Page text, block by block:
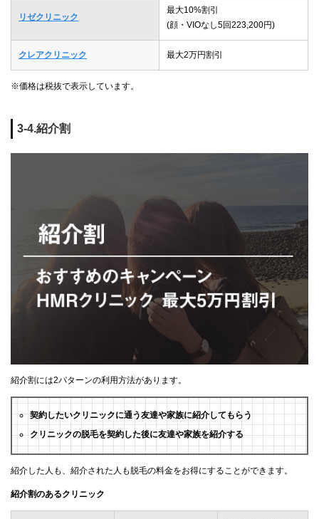
リゼクリニック
最大10%割引
(顔・VIOなし5回223,200円)
クレアクリニック 最大2万円割引
※価格は税抜で表示しています。
3-4.紹介割
紹介割には2パターンの利用方法があります。
契約したいクリニックに通う友達や家族に紹介してもらう
クリニックの脱毛を契約した後に友達や家族を紹介する
紹介した人も、紹介された人も脱毛の料金をお得にすることができます。
紹介割のあるクリニック